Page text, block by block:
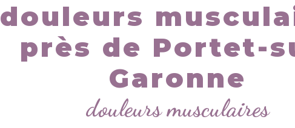
douleurs
près de Portet-
Garonne
douleurs musculaires